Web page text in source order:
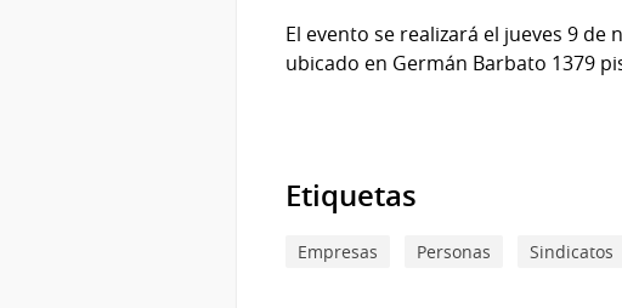
El evento se realizará el jueves 9 de
ubicado en Germán Barbato 1379
Etiquetas
Empresas Personas Sindicatos